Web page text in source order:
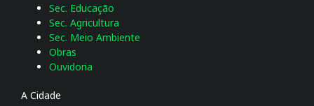
A Cidade
Sec. Educação
Sec. Agricultura
Sec. Meio Ambiente
Obras
Ouvidoria